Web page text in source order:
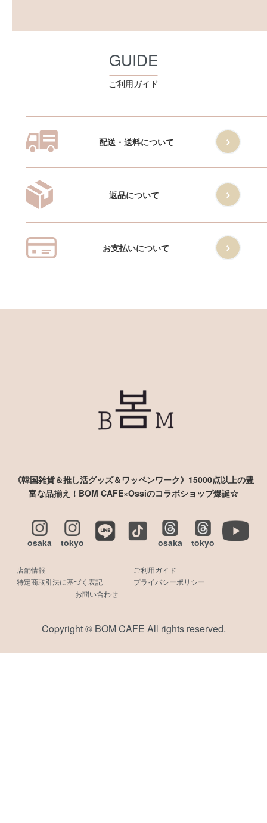
GUIDE
ご利用ガイド
配送・送料について
返品について
お支払いについて
《韓国雑貨＆推し活グッズ＆ワッペンワーク》15000点以上の豊
富な品揃え！BOM CAFE×Ossiのコラボショップ爆誕☆
osaka tokyo osaka tokyo
店舗情報
ご利用ガイド
特定商取引法に基づく表記
プライバシーポリシー
お問い合わせ
Copyright © BOM CAFE All rights reserved.